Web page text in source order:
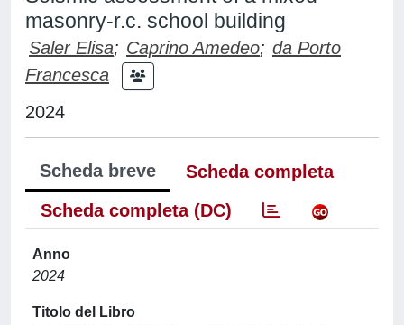
masonry-r.c. school building
Saler Elisa; Caprino Amedeo; da Porto
Francesca
2024
Scheda breve
Scheda completa
Scheda completa (DC)
Anno
2024
Titolo del Libro